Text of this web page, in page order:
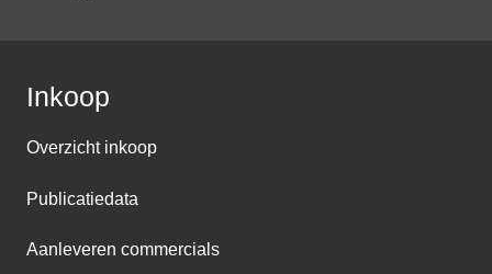
Inkoop
Overzicht inkoop
Publicatiedata
Aanleveren commercials